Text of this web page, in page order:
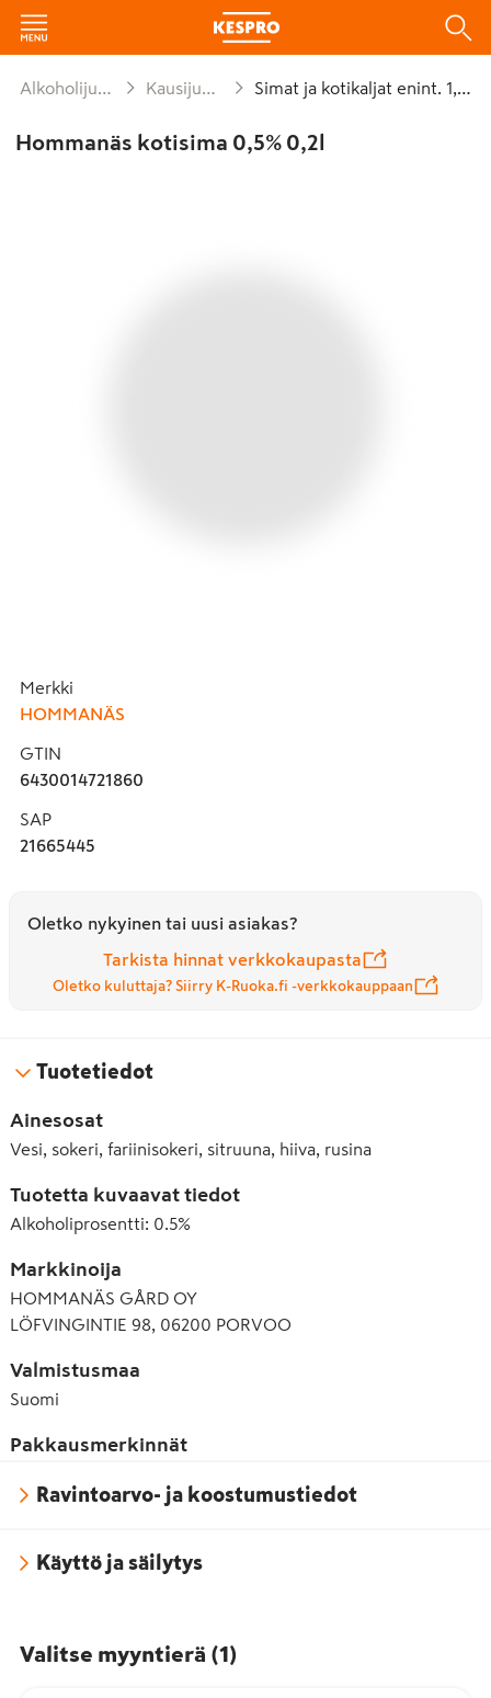
Alkoholijuomat Kausijuomat Simat ja kotikaljat enint. 1,2 %
Hommanäs kotisima 0,5% 0,2l
Merkki
HOMMANÄS
GTIN
6430014721860
SAP
21665445
Oletko nykyinen tai uusi asiakas?
Tarkista hinnat verkkokaupasta
Oletko kuluttaja? Siirry K-Ruoka.fi -verkkokauppaan
Tuotetiedot
Ainesosat
Vesi, sokeri, fariinisokeri, sitruuna, hiiva, rusina
Tuotetta kuvaavat tiedot
Alkoholiprosentti: 0.5%
Markkinoija
HOMMANÄS GÅRD OY
LÖFVINGINTIE 98, 06200 PORVOO
Valmistusmaa
Suomi
Pakkausmerkinnät
Ravintoarvo- ja koostumustiedot
Käyttö ja säilytys
Valitse myyntierä (1)